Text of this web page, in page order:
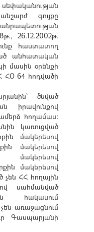
գույքը
26.12.2002թ.
հաստատող
անհատական
մասին օրենքի
ՀՕ 64 հոդվածի
ծնված
իրավունքով
հողամաս:
կառուցված
մակերեսով
մակերեսով
մակերեսով
մակերեսով
չեն ՀՀ հողային
սահմանված
հակասում
առաջացնում
Գասպարյանի